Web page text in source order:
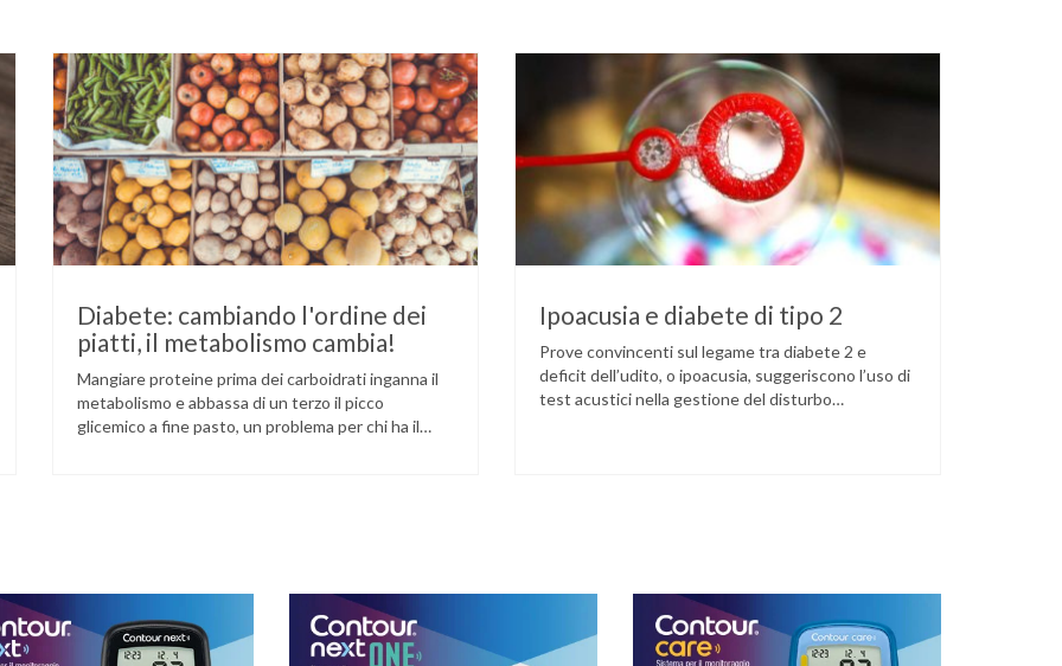
Diabete: cambiando l'ordine dei
piatti, il metabolismo cambia!
Mangiare proteine prima dei carboidrati inganna il
metabolismo e abbassa di un terzo il picco
glicemico a fine pasto, un problema per chi ha il
Ipoacusia e diabete di tipo 2
Prove convincenti sul legame tra diabete 2 e
deficit dell’udito, o ipoacusia, suggeriscono l’uso di
test acustici nella gestione del disturbo